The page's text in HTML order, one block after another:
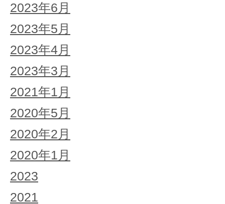
2023年6月
2023年5月
2023年4月
2023年3月
2021年1月
2020年5月
2020年2月
2020年1月
2023
2021